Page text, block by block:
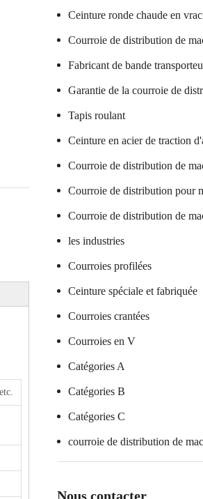
Ceinture ronde chaude en vrac
Tapis roulant
les industries
Courroies profilées
Ceinture spéciale et fabriquée
Courroies crantées
Courroies en V
Catégories A
Catégories B
Catégories C
Nous contacter